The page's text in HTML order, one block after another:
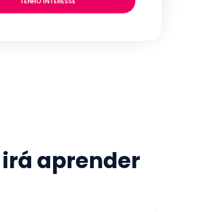
irá aprender